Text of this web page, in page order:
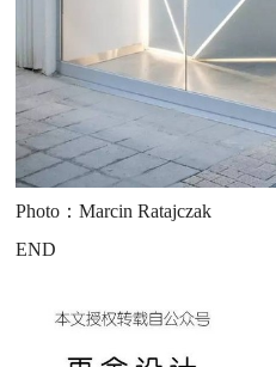
Photo：Marcin Ratajczak
END